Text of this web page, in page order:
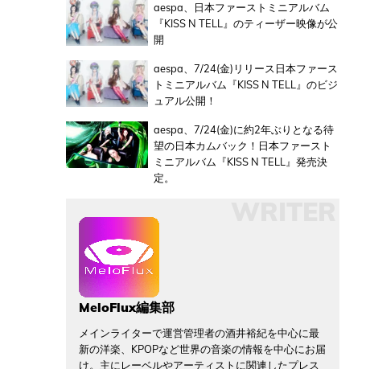
aespa、日本ファーストミニアルバム
『KISS N TELL』のティーザー映像が公
開
aespa、7/24(金)リリース日本ファース
トミニアルバム『KISS N TELL』のビジ
ュアル公開！
aespa、7/24(金)に約2年ぶりとなる待
望の日本カムバック！日本ファースト
ミニアルバム『KISS N TELL』発売決
定。
MeloFlux編集部
メインライターで運営管理者の酒井裕紀を中心に最
新の洋楽、KPOPなど世界の音楽の情報を中心にお届
け。主にレーベルやアーティストに関連したプレス